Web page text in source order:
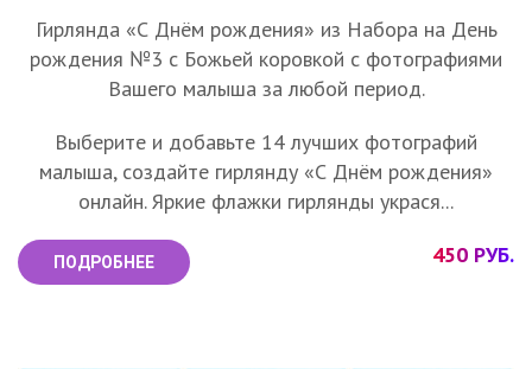
Гирлянда «С Днём рождения» из Набора на День
рождения №3 с Божьей коровкой с фотографиями
Вашего малыша за любой период.
Выберите и добавьте 14 лучших фотографий
малыша, создайте гирлянду «С Днём рождения»
онлайн. Яркие флажки гирлянды украся...
ПОДРОБНЕЕ 450 РУБ.